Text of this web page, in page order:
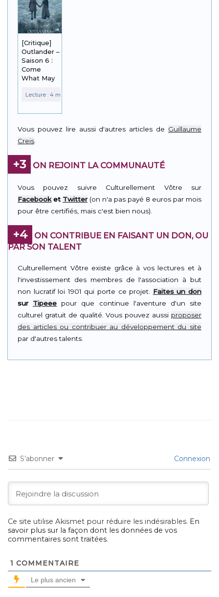
[Critique]
Outlander –
Saison 6 :
Come
What May
Vous pouvez lire aussi d'autres articles de Guillaume
Creis
+3 ON REJOINT LA COMMUNAUTÉ
Vous pouvez suivre Culturellement Vôtre sur
Facebooket Twitter(on n'a pas payé 8 euros par mois
pour être certifiés, mais c'est bien nous).
+4
ON CONTRIBUE EN FAISANT UN DON, OU
PAR SON TALENT
Culturellement Vôtre existe grâce à vos lectures et à
l'investissement des membres de l'association à but
non lucratif loi 1901 qui porte ce projet. Faites un don
sur Tipeee pour que continue l'aventure d'un site
culturel gratuit de qualité. Vous pouvez aussi proposer
des articles ou contribuer au développement du site
par d'autres talents.
S’abonner Connexion
Ce site utilise Akismet pour réduire les indésirables. En
savoir plus sur la façon dont les données de vos
commentaires sont traitées.
1 COMMENTAIRE
Le plus ancien